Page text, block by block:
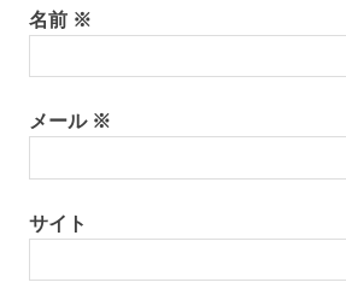
山
振
レ
山
着
名前 ※
メール ※
サイト